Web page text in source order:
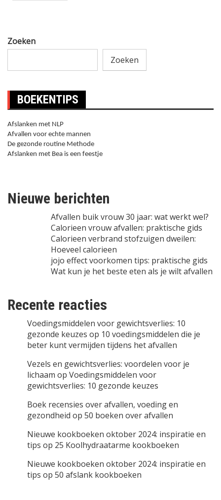
Zoeken
Zoeken
BOEKENTIPS
Afslanken met NLP
Afvallen voor echte mannen
De gezonde routine Methode
Afslanken met Bea is een feestje
Nieuwe berichten
Afvallen buik vrouw 30 jaar: wat werkt wel?
Calorieen vrouw afvallen: praktische gids
Calorieen verbrand stofzuigen dweilen:
Hoeveel calorieen
jojo effect voorkomen tips: praktische gids
Wat kun je het beste eten als je wilt afvallen
Recente reacties
Voedingsmiddelen voor gewichtsverlies: 10
gezonde keuzes op 10 voedingsmiddelen die je
beter kunt vermijden tijdens het afvallen
Vezels en gewichtsverlies: voordelen voor je
lichaam op Voedingsmiddelen voor
gewichtsverlies: 10 gezonde keuzes
Boek recensies over afvallen, voeding en
gezondheid op 50 boeken over afvallen
Nieuwe kookboeken oktober 2024: inspiratie en
tips op 25 Koolhydraatarme kookboeken
Nieuwe kookboeken oktober 2024: inspiratie en
tips op 50 afslank kookboeken